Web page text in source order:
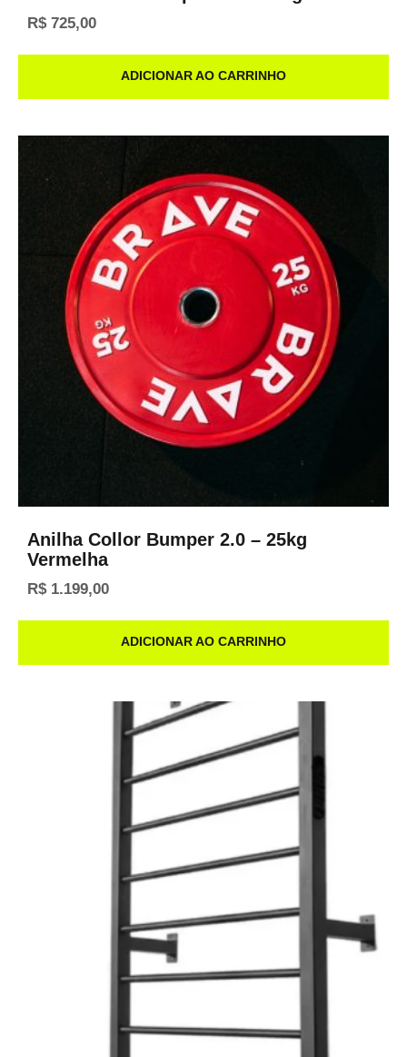
R$725,00
ADICIONAR AO CARRINHO
Anilha Collor Bumper 2.0 – 25kg
Vermelha
R$1.199,00
ADICIONAR AO CARRINHO